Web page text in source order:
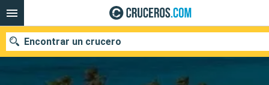
Encontrar un crucero